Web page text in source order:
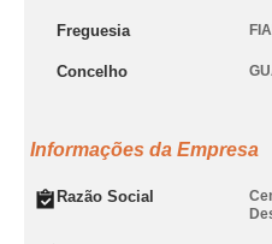
Freguesia
Concelho
Informações da Empresa
Razão Social